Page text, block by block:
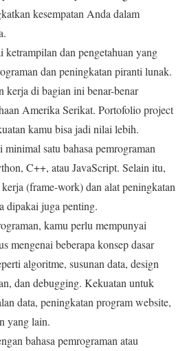
kesempatan Anda dalam
dan pengetahuan yang
dan peningkatan piranti lunak.
kerja di bagian ini benar-benar
Amerika Serikat. Portofolio project
kamu bisa jadi nilai lebih.
satu bahasa pemrograman
C++, atau JavaScript. Selain itu,
(frame-work) dan alat peningkatan
dipakai juga penting.
kamu perlu mempunyai
mengenai beberapa konsep dasar
algoritme, susunan data, design
dan debugging. Kekuatan untuk
data, peningkatan program website,
yang lain.
bahasa pemrograman atau